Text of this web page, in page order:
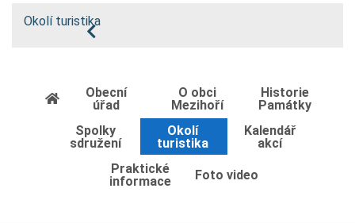
Okolí turistika
Obecní
úřad
O obci
Mezihoří
Historie
Památky
Spolky
sdružení
Okolí
turistika
Kalendář
akcí
Praktické
informace
Foto video